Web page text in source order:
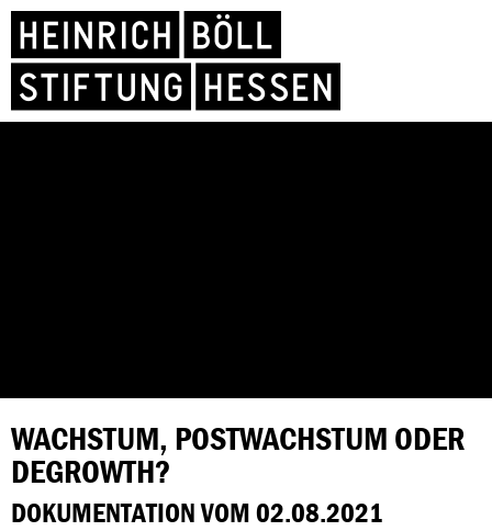
WACHSTUM, POSTWACHSTUM ODER
DEGROWTH?
DOKUMENTATION VOM 02.08.2021